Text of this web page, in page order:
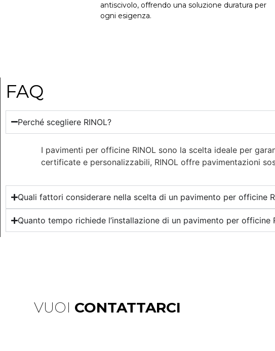
antiscivolo, offrendo una soluzione duratura per
ogni esigenza.
FAQ
Perché scegliere RINOL?
I pavimenti per officine RINOL sono la scelta ideale per
certificate e personalizzabili, RINOL offre pavimentazioni
Quali fattori considerare nella scelta di un pavimento per officine
Quanto tempo richiede l’installazione di un pavimento per officine
VUOI CONTATTARCI